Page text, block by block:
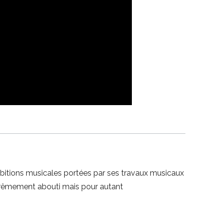
musicales portées par ses travaux musicaux
abouti mais pour autant